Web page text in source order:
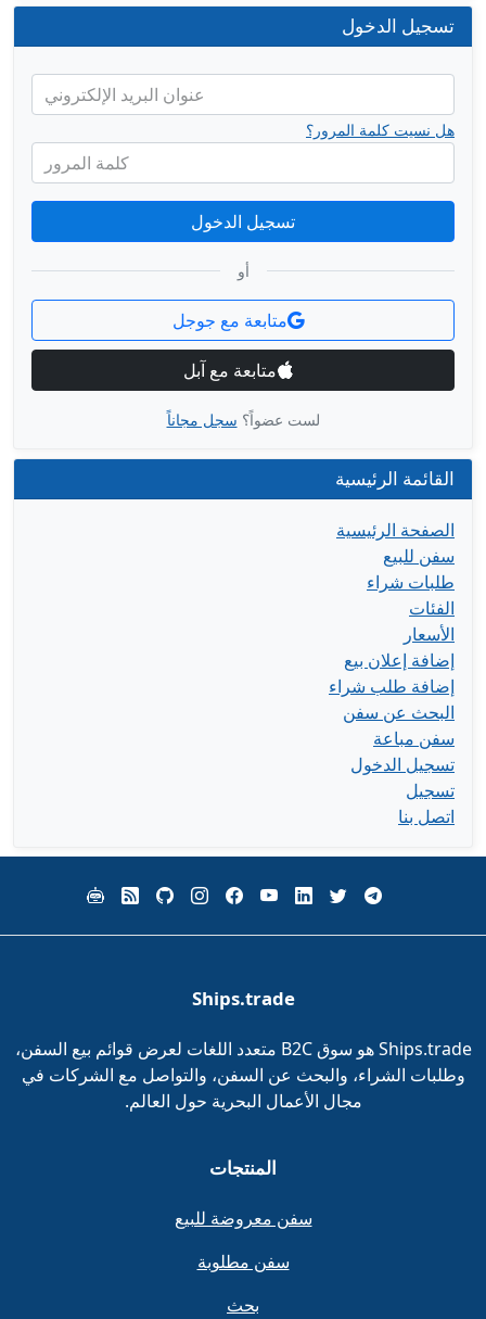
تسجيل الدخول
عنوان البريد الإلكتروني
كلمة المرور
هل نسيت كلمة المرور؟
تسجيل الدخول
أو
متابعة مع جوجل
متابعة مع آبل
لست عضواً؟سجل مجاناً
القائمة الرئيسية
الصفحة الرئيسية
سفن للبيع
طلبات شراء
الفئات
الأسعار
إضافة إعلان بيع
إضافة طلب شراء
البحث عن سفن
سفن مباعة
تسجيل الدخول
تسجيل
اتصل بنا
Ships.trade
Ships.trade هو سوق B2C متعدد اللغات لعرض قوائم بيع السفن،
وطلبات الشراء، والبحث عن السفن، والتواصل مع الشركات في
مجال الأعمال البحرية حول العالم.
المنتجات
سفن معروضة للبيع
سفن مطلوبة
بحث